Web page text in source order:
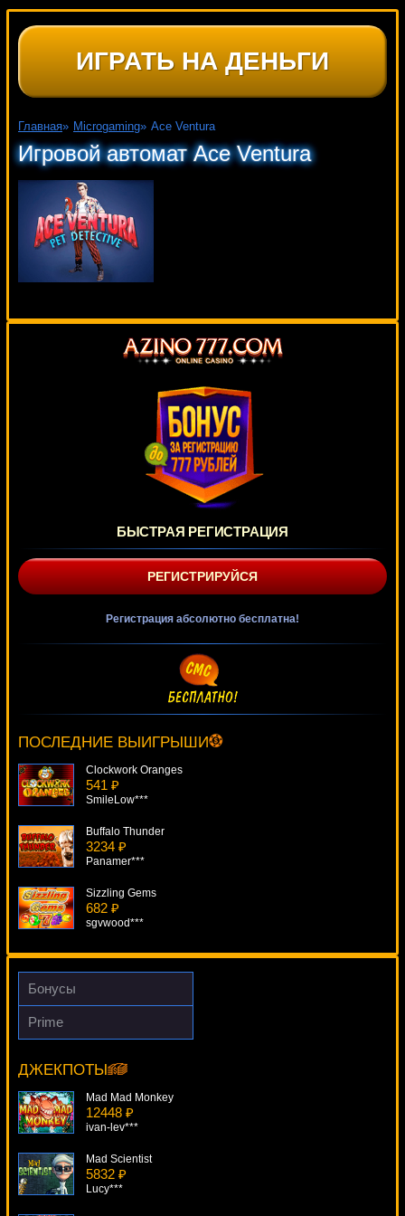
ИГРАТЬ НА ДЕНЬГИ
Главная» Microgaming» Ace Ventura
Игровой автомат Ace Ventura
БЫСТРАЯ РЕГИСТРАЦИЯ
РЕГИСТРИРУЙСЯ
Регистрация абсолютно бесплатна!
ПОСЛЕДНИЕ ВЫИГРЫШИ
blogolet***
Clockwork Oranges
541 ₽
SmileLow***
Buffalo Thunder
3234 ₽
Panamer***
Sizzling Gems
682 ₽
sgvwood***
Crazy 7
2956 ₽
Egyptian Heroes
3542 ₽
SmileLow***
Бонусы
Prime
ДЖЕКПОТЫ
Divine Fortune
mgarkunov***
Mad Mad Monkey
12448 ₽
ivan-lev***
Mad Scientist
5832 ₽
Lucy***